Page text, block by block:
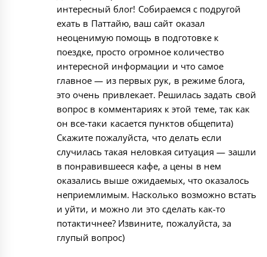
интересный блог! Собираемся с подругой
ехать в Паттайю, ваш сайт оказал
неоценимую помощь в подготовке к
поездке, просто огромное количество
интересной информации и что самое
главное — из первых рук, в режиме блога,
это очень привлекает. Решилась задать свой
вопрос в комментариях к этой теме, так как
он все-таки касается пунктов общепита)
Скажите пожалуйста, что делать если
случилась такая неловкая ситуация — зашли
в понравившееся кафе, а цены в нем
оказались выше ожидаемых, что оказалось
неприемлимым. Насколько возможно встать
и уйти, и можно ли это сделать как-то
потактичнее? Извините, пожалуйста, за
глупый вопрос)